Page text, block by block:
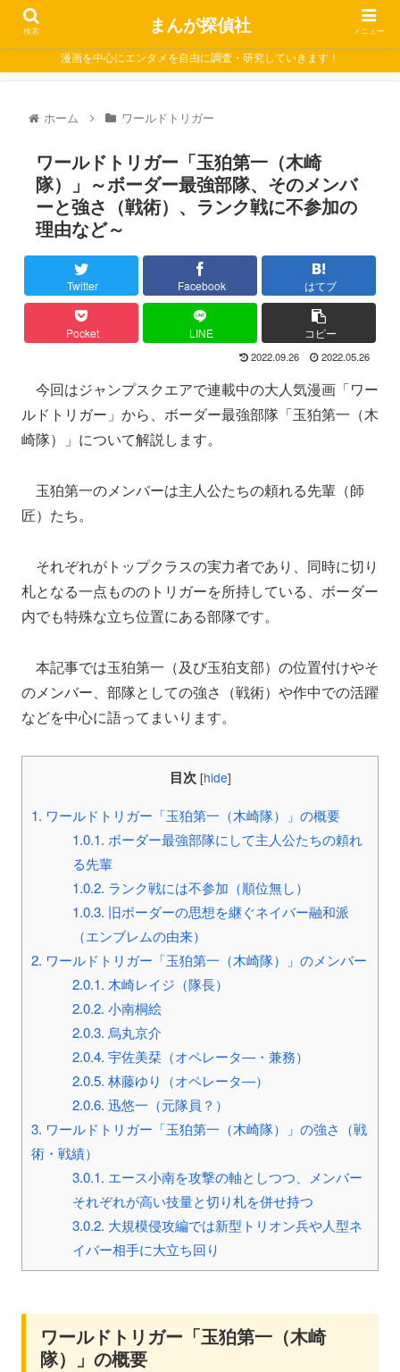
漫画を中心にエンタメを自由に調査・研究していきます！
ホーム ワールドトリガー
ワールドトリガー「玉狛第一（木崎
隊）」～ボーダー最強部隊、そのメンバ
ーと強さ（戦術）、ランク戦に不参加の
理由など～
Twitter Facebook はてブ
Pocket LINE コピー
2022.09.26 2022.05.26
今回はジャンプスクエアで連載中の大人気漫画「ワー
ルドトリガー」から、ボーダー最強部隊「玉狛第一（木
崎隊）」について解説します。
玉狛第一のメンバーは主人公たちの頼れる先輩（師
匠）たち。
それぞれがトップクラスの実力者であり、同時に切り
札となる一点もののトリガーを所持している、ボーダー
内でも特殊な立ち位置にある部隊です。
本記事では玉狛第一（及び玉狛支部）の位置付けやそ
のメンバー、部隊としての強さ（戦術）や作中での活躍
などを中心に語ってまいります。
目次 [hide]
1. ワールドトリガー「玉狛第一（木崎隊）」の概要
1.0.1. ボーダー最強部隊にして主人公たちの頼れ
る先輩
1.0.2. ランク戦には不参加（順位無し）
1.0.3. 旧ボーダーの思想を継ぐネイバー融和派
（エンブレムの由来）
2. ワールドトリガー「玉狛第一（木崎隊）」のメンバー
2.0.1. 木崎レイジ（隊長）
2.0.2. 小南桐絵
2.0.3. 烏丸京介
2.0.4. 宇佐美栞（オペレータ―・兼務）
2.0.5. 林藤ゆり（オペレータ―）
2.0.6. 迅悠一（元隊員？）
3. ワールドトリガー「玉狛第一（木崎隊）」の強さ（戦
術・戦績）
3.0.1. エース小南を攻撃の軸としつつ、メンバー
それぞれが高い技量と切り札を併せ持つ
3.0.2. 大規模侵攻編では新型トリオン兵や人型ネ
イバー相手に大立ち回り
ワールドトリガー「玉狛第一（木崎
隊）」の概要
検索 まんが探偵社 メニュー